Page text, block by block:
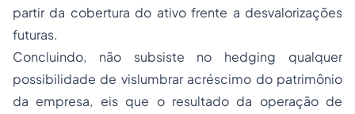
partir da cobertura do ativo frente a desvalorizações
futuras.
Concluindo, não subsiste no hedging qualquer
possibilidade de vislumbrar acréscimo do patrimônio
da empresa, eis que o resultado da operação de